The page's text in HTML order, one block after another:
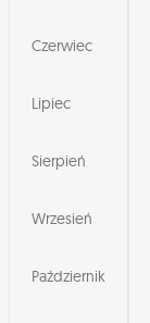
Czerwiec
Lipiec
Sierpień
Wrzesień
Październik